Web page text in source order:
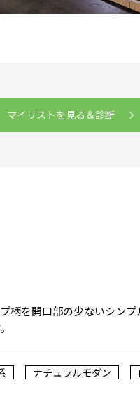
マイリストを見る＆診断
柄を開口部の少ないシン
ナチュラルモダン